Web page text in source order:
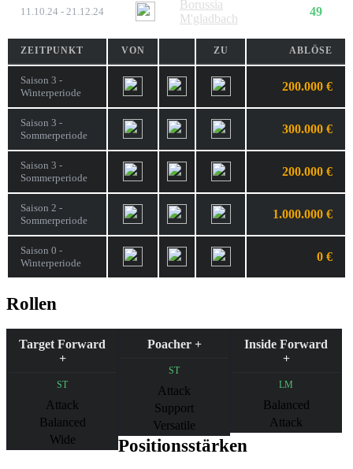
11.10.24 - 21.12.24
Borussia
M'gladbach
49
ZEITPUNKT VON ZU ABLÖSE
Saison 3 -
Winterperiode
200.000 €
Saison 3 -
Sommerperiode
300.000 €
Saison 3 -
Sommerperiode
200.000 €
Saison 2 -
Sommerperiode
1.000.000 €
Saison 0 -
Winterperiode
0 €
Rollen
Target Forward
+
ST
Attack
Balanced
Wide
Poacher +
ST
Attack
Support
Versatile
Inside Forward
+
LM
Balanced
Attack
Positionsstärken